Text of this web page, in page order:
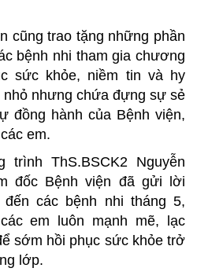
cũng trao tặng những phần
bệnh nhi tham gia chương
sức khỏe, niềm tin và hy
nhỏ nhưng chứa đựng sự sẻ
đồng hành của Bệnh viện,
em.
trình ThS.BSCK2 Nguyễn
đốc Bệnh viện đã gửi lời
các bệnh nhi tháng 5,
em luôn mạnh mẽ, lạc
sớm hồi phục sức khỏe trở
lớp.